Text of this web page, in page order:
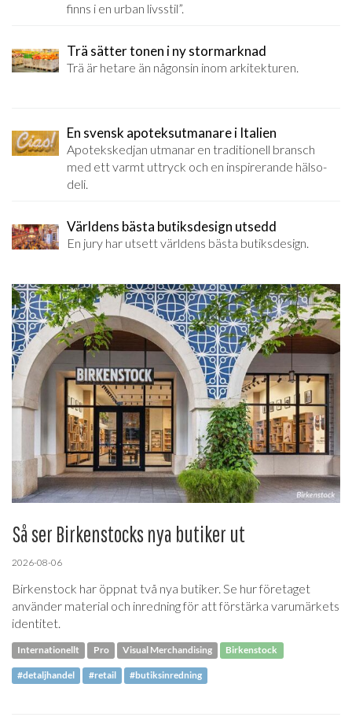
finns i en urban livsstil”.
Trä sätter tonen i ny stormarknad
Trä är hetare än någonsin inom arkitekturen.
En svensk apoteksutmanare i Italien
Apotekskedjan utmanar en traditionell bransch
med ett varmt uttryck och en inspirerande hälso-
deli.
Världens bästa butiksdesign utsedd
En jury har utsett världens bästa butiksdesign.
Så ser Birkenstocks nya butiker ut
2026-08-06
Birkenstock har öppnat två nya butiker. Se hur företaget
använder material och inredning för att förstärka varumärkets
identitet.
Internationellt Pro Visual Merchandising Birkenstock
#detaljhandel #retail #butiksinredning